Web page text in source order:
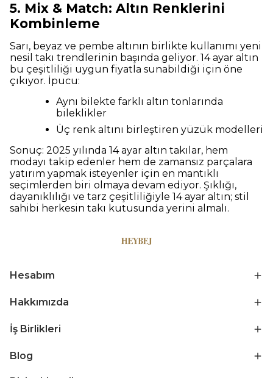
5. Mix & Match: Altın Renklerini
Kombinleme
Sarı, beyaz ve pembe altının birlikte kullanımı yeni
nesil takı trendlerinin başında geliyor. 14 ayar altın
bu çeşitliliği uygun fiyatla sunabildiği için öne
çıkıyor. İpucu:
Aynı bilekte farklı altın tonlarında
bileklikler
Üç renk altını birleştiren yüzük modelleri
Sonuç: 2025 yılında 14 ayar altın takılar, hem
modayı takip edenler hem de zamansız parçalara
yatırım yapmak isteyenler için en mantıklı
seçimlerden biri olmaya devam ediyor. Şıklığı,
dayanıklılığı ve tarz çeşitliliğiyle 14 ayar altın; stil
sahibi herkesin takı kutusunda yerini almalı.
Hesabım
Hakkımızda
İş Birlikleri
Blog